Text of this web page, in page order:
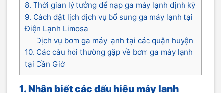
8. Thời gian lý tưởng để nạp ga máy lạnh định kỳ
9. Cách đặt lịch dịch vụ bổ sung ga máy lạnh tại
Điện Lạnh Limosa
Dịch vụ bơm ga máy lạnh tại các quận huyện
10. Các câu hỏi thường gặp về bơm ga máy lạnh
tại Cần Giờ
1. Nhận biết các dấu hiệu máy lạnh